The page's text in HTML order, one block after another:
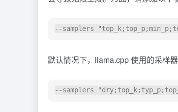
默认情况下，llama.cpp 使用的采样器